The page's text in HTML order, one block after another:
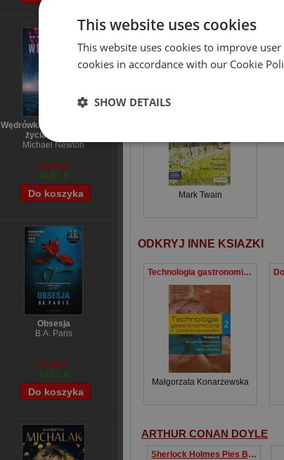
Wędrówka dusz Tajemnice
życia po życiu
Michael Newton
59,84 zł
48,07 zł
Obsesja
B.A. Paris
54,39 zł
43,71 zł
KLIENCI, KTÓRZY KUPILI TEN
Mark Twain
ODKRYJ INNE KSIAZKI
Technologia gastronomiczna z towaroznawstwem 2 Podręcznik Technikum, Szkoła policealna
Małgorzata Konarzewska
ARTHUR CONAN DOYLE
Sherlock Holmes Pies Baskerville’ów
This website uses cookies
This website uses cookies to improve
cookies in accordance with our Cookie
SHOW DETAILS